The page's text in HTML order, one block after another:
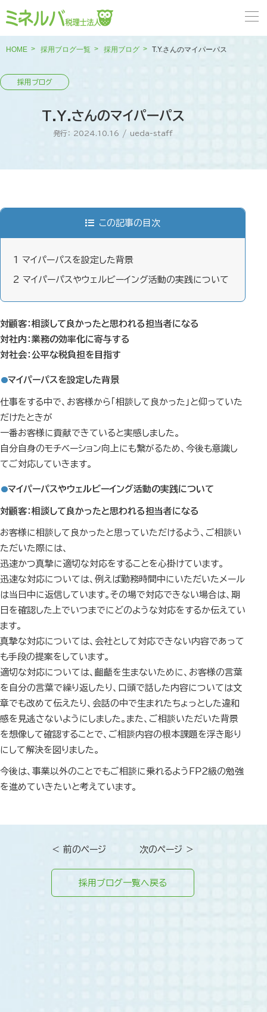
HOME 採用ブログ一覧 採用ブログ T.Y.さんのマイパーパス
T.Y.さんのマイパーパス
発行： 2024.10.16 / ueda-staff
この記事の目次
1 マイパーパスを設定した背景
2 マイパーパスやウェルビーイング活動の実践について
対顧客：相談して良かったと思われる担当者になる
対社内：業務の効率化に寄与する
対社会：公平な税負担を目指す
マイパーパスを設定した背景
仕事をする中で、お客様から「相談して良かった」と仰っていた
だけたときが
一番お客様に貢献できていると実感しました。
自分自身のモチベーション向上にも繋がるため、今後も意識し
てご対応していきます。
マイパーパスやウェルビーイング活動の実践について
対顧客：相談して良かったと思われる担当者になる
お客様に相談して良かったと思っていただけるよう、ご相談い
ただいた際には、
迅速かつ真摯に適切な対応をすることを心掛けています。
迅速な対応については、例えば勤務時間中にいただいたメール
は当日中に返信しています。その場で対応できない場合は、期
日を確認した上でいつまでにどのような対応をするか伝えてい
ます。
真摯な対応については、会社として対応できない内容であって
も手段の提案をしています。
適切な対応については、齟齬を生まないために、お客様の言葉
を自分の言葉で繰り返したり、口頭で話した内容については文
章でも改めて伝えたり、会話の中で生まれたちょっとした違和
感を見逃さないようにしました。また、ご相談いただいた背景
を想像して確認することで、ご相談内容の根本課題を浮き彫り
にして解決を図りました。
今後は、事業以外のことでもご相談に乗れるようＦＰ２級の勉強
を進めていきたいと考えています。
＜ 前のページ 次のページ ＞
採用ブログ一覧へ戻る